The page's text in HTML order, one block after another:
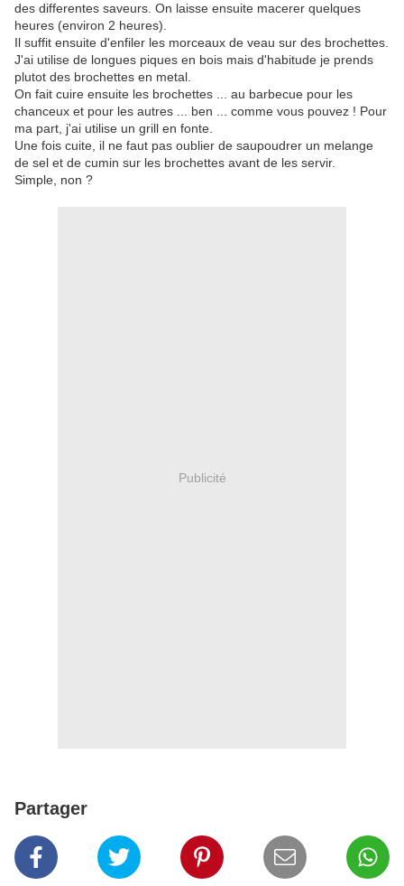
des differentes saveurs. On laisse ensuite macerer quelques
heures (environ 2 heures).
Il suffit ensuite d'enfiler les morceaux de veau sur des brochettes.
J'ai utilise de longues piques en bois mais d'habitude je prends
plutot des brochettes en metal.
On fait cuire ensuite les brochettes ... au barbecue pour les
chanceux et pour les autres ... ben ... comme vous pouvez ! Pour
ma part, j'ai utilise un grill en fonte.
Une fois cuite, il ne faut pas oublier de saupoudrer un melange
de sel et de cumin sur les brochettes avant de les servir.
Simple, non ?
Publicité
Partager